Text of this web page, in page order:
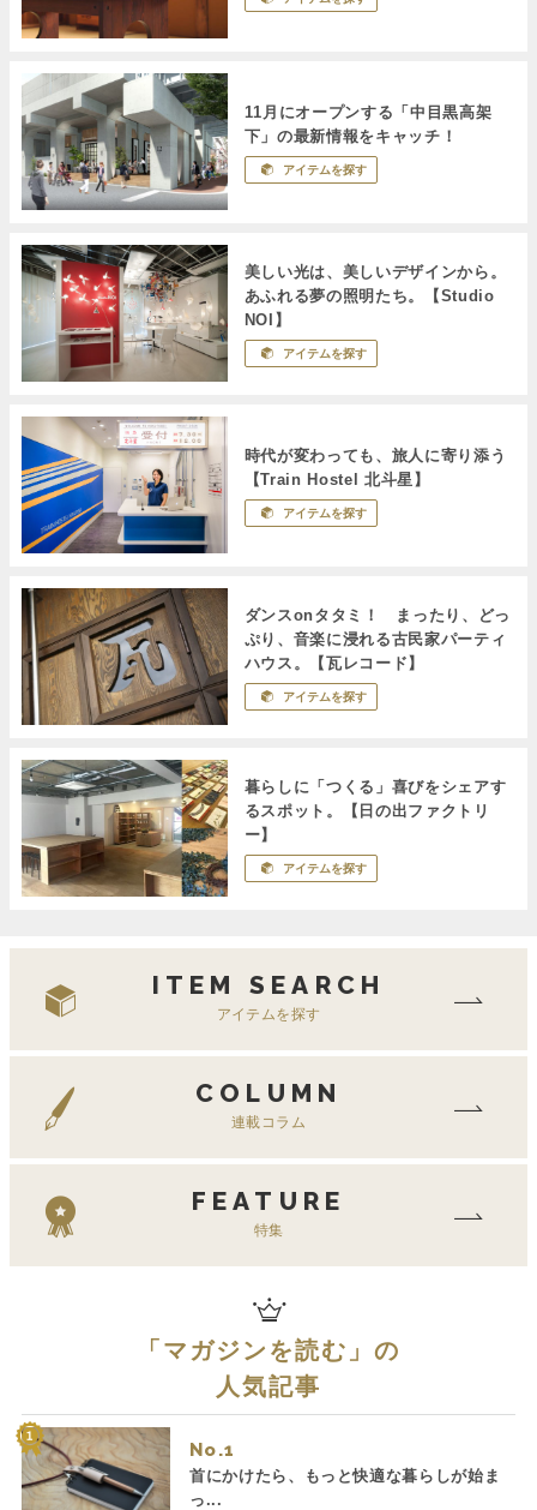
11月にオープンする「中目黒高架
下」の最新情報をキャッチ！
アイテムを探す
美しい光は、美しいデザインから。
あふれる夢の照明たち。【Studio
NOI】
アイテムを探す
時代が変わっても、旅人に寄り添う
【Train Hostel 北斗星】
アイテムを探す
ダンスonタタミ！ まったり、どっ
ぷり、音楽に浸れる古民家パーティ
ハウス。【瓦レコード】
アイテムを探す
暮らしに「つくる」喜びをシェアす
るスポット。【日の出ファクトリ
ー】
アイテムを探す
ITEM SEARCH
アイテムを探す
COLUMN
連載コラム
FEATURE
特集
「マガジンを読む 」の
人気記事
No.
首にかけたら、もっと快適な暮らしが始ま
っ...